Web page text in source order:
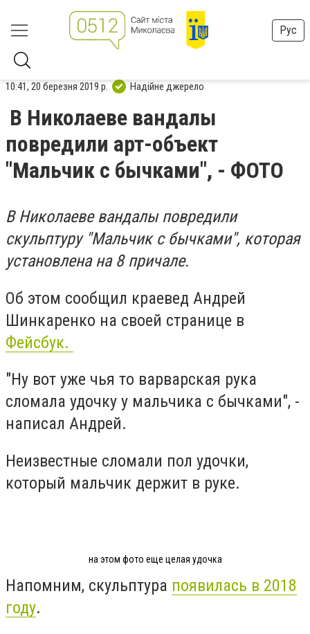
Рус
10:41, 20 березня 2019 р. Надійне джерело
В Николаеве вандалы
повредили арт-объект
"Мальчик с бычками", - ФОТО
В Николаеве вандалы повредили
скульптуру "Мальчик с бычками", которая
установлена на 8 причале.
Об этом сообщил краевед Андрей
Шинкаренко на своей странице в
Фейсбук.
"Ну вот уже чья то варварская рука
сломала удочку у мальчика с бычками", -
написал Андрей.
Неизвестные сломали пол удочки,
который мальчик держит в руке.
на этом фото еще целая удочка
Напомним, скульптура появилась в 2018
году.